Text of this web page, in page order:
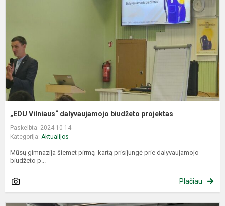
„EDU Vilniaus“ dalyvaujamojo biudžeto projektas
Paskelbta: 2024-10-14
Kategorija: Aktualijos
Mūsų gimnazija šiemet pirmą kartą prisijungė prie dalyvaujamojo
biudžeto p...
Plačiau